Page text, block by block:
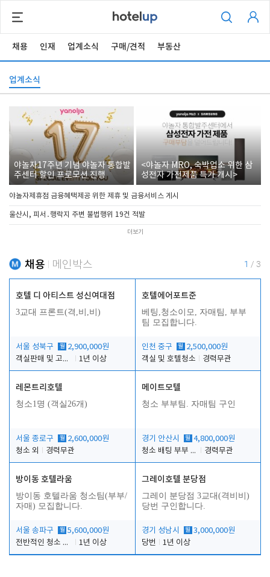
채용 인재 업계소식 구매/견적 부동산
업계소식
야놀자17주년 기념 야놀자 통합발
주센터 할인 프로모션 진행
<야놀자 MRO, 숙박업소 위한 삼
성전자 가전제품 특가 개시>
야놀자제휴점 금융혜택제공 위한 제휴 및 금융서비스 게시
울산시, 피서․행락지 주변 불법행위 19건 적발
더보기
채용 메인박스 1 / 3
호텔 디 아티스트 성신여대점
3교대 프론트(격,비,비)
서울 성북구 월 2,900,000원
객실판매 및 고객응대
1년 이상
호텔에어포트준
베팅,청소이모, 자매팀, 부부
팀 모집합니다.
인천 중구 월 2,500,000원
객실 및 호텔청소
경력무관
레몬트리호텔
청소1명 (객실26개)
서울 종로구 월 2,600,000원
청소 외
경력무관
메이트모텔
청소 부부팀. 자매팀 구인
경기 안산시 월 4,800,000원
청소 배팅 부부 구합니다
경력무관
방이동 호텔라움
방이동 호텔라움 청소팀(부부/
자매) 모집합니다.
서울 송파구 월 5,600,000원
전반적인 청소 업무(객실청소.객실정리)
1년 이상
그레이호텔 분당점
그레이 분당점 3교대(격비비)
당번 구인합니다.
경기 성남시 월 3,000,000원
당번
1년 이상